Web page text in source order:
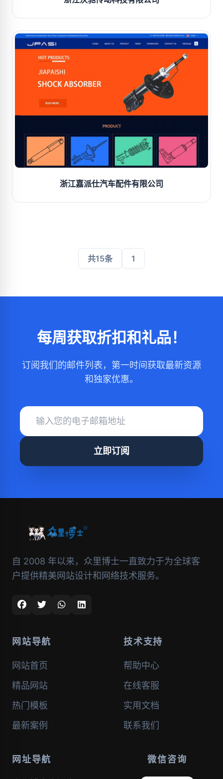
浙江嘉派仕汽车配件有限公司
共15条 1
每周获取折扣和礼品！
订阅我们的邮件列表，第一时间获取最新资源
和独家优惠。
立即订阅
自 2008 年以来，众里博士一直致力于为全球客
户提供精美网站设计和网络技术服务。
网站导航
网站首页
精品网站
热门模板
最新案例
技术支持
帮助中心
在线客服
实用文档
联系我们
网址导航 微信咨询